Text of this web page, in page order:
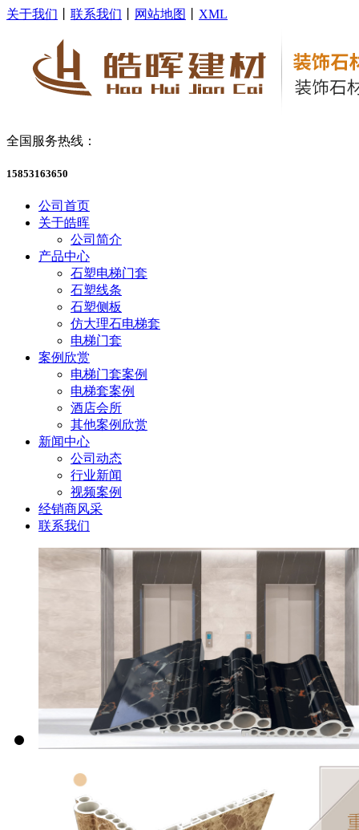
关于我们 联系我们 网站地图 XML
全国服务热线：
15853163650
公司首页
关于皓晖
公司简介
产品中心
石塑电梯门套
石塑线条
石塑侧板
仿大理石电梯套
电梯门套
案例欣赏
电梯门套案例
电梯套案例
酒店会所
其他案例欣赏
新闻中心
公司动态
行业新闻
视频案例
经销商风采
联系我们